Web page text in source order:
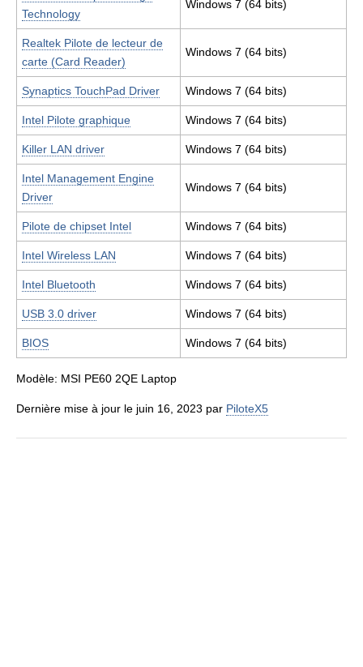
Technology
Windows 7 (64 bits)
Realtek Pilote de lecteur de
carte (Card Reader)
Windows 7 (64 bits)
Synaptics TouchPad Driver Windows 7 (64 bits)
Intel Pilote graphique Windows 7 (64 bits)
Killer LAN driver Windows 7 (64 bits)
Intel Management Engine
Driver
Windows 7 (64 bits)
Pilote de chipset Intel Windows 7 (64 bits)
Intel Wireless LAN Windows 7 (64 bits)
Intel Bluetooth Windows 7 (64 bits)
USB 3.0 driver Windows 7 (64 bits)
BIOS Windows 7 (64 bits)
Modèle: MSI PE60 2QE Laptop
Dernière mise à jour le juin 16, 2023 par PiloteX5